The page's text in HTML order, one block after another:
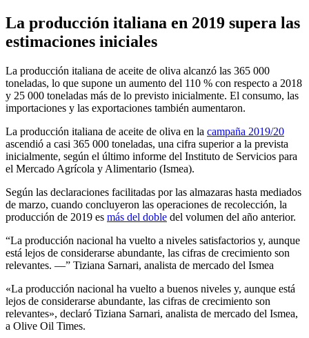
La producción italiana en 2019 supera las
estimaciones iniciales
La producción italiana de aceite de oliva alcanzó las 365 000
toneladas, lo que supone un aumento del 110 % con respecto a 2018
y 25 000 toneladas más de lo previsto inicialmente. El consumo, las
importaciones y las exportaciones también aumentaron.
La producción italiana de aceite de oliva en la campaña 2019/20
ascendió a casi 365 000 toneladas, una cifra superior a la prevista
inicialmente, según el último informe del Instituto de Servicios para
el Mercado Agrícola y Alimentario (Ismea).
Según las declaraciones facilitadas por las almazaras hasta mediados
de marzo, cuando concluyeron las operaciones de recolección, la
producción de 2019 es más del doble del volumen del año anterior.
La producción nacional ha vuelto a niveles satisfactorios y, aunque
está lejos de considerarse abundante, las cifras de crecimiento son
relevantes. —
Tiziana Sarnari, analista de mercado del Ismea
«La producción nacional ha vuelto a buenos niveles y, aunque está
lejos de considerarse abundante, las cifras de crecimiento son
relevantes», declaró Tiziana Sarnari, analista de mercado del Ismea,
a Olive Oil Times.